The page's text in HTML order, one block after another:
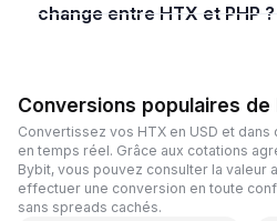
change entre HTX et PHP ?
Conversions populaires de
Convertissez vos HTX en USD et dans
en temps réel. Grâce aux cotations
Bybit, vous pouvez consulter la valeur
effectuer une conversion en toute
sans spreads cachés.